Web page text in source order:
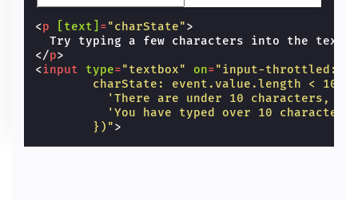
<p [text] ="charState">
</p>
<input type="textbox" on="input-
charState: event.value.length < 10
'There are under 10 characters,
'You have typed over 10
        })"
>